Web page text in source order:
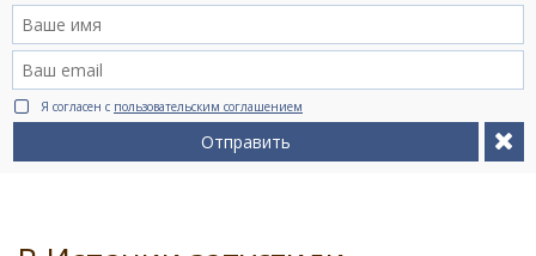
Видео Ruso.TV
BCN life
Сервис на немецком
Я согласен с пользовательским соглашением
Отправить